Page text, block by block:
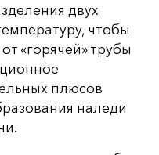
двух
чтобы
«горячей» трубы
плюсов
наледи